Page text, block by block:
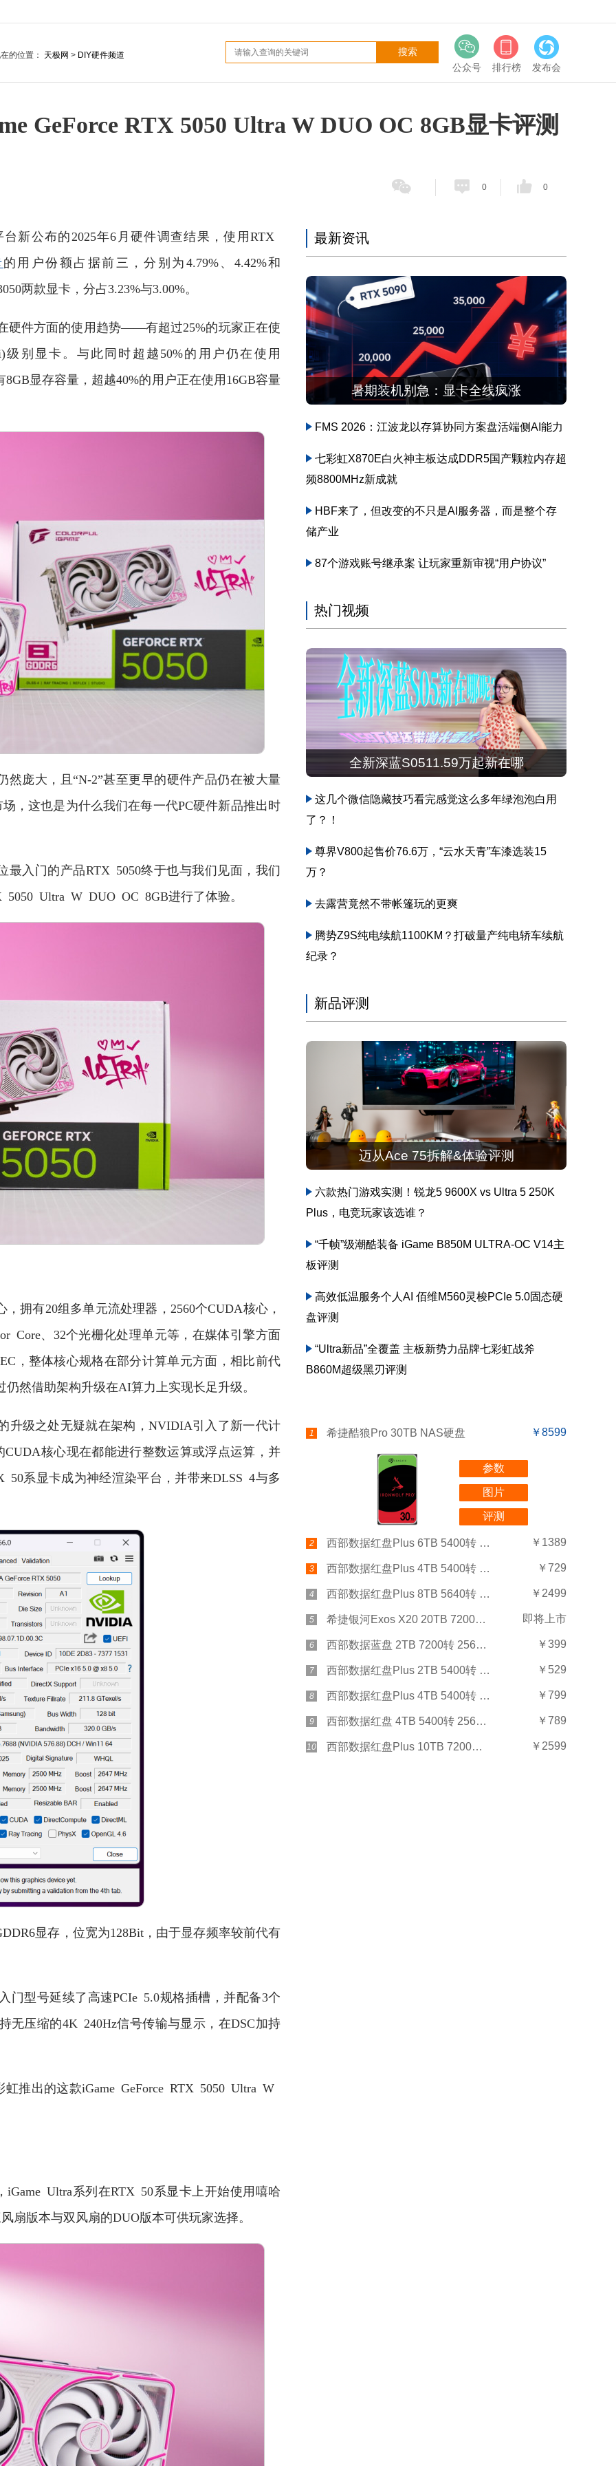
的位置： 天极网 > DIY硬件频道
公众号 排行榜 发布会
GeForce RTX 5050 Ultra W DUO OC 8GB显卡评测
0 0
台新公布的2025年6月硬件调查结果，使用RTX
的用户份额占据前三，分别为4.79%、4.42%和
两款显卡，分占3.23%与3.00%。
件方面的使用趋势——有超过25%的玩家正在使
级别显卡。与此同时超越50%的用户仍在使用
显存容量，超越40%的用户正在使用16GB容量
大，且“N-2”甚至更早的硬件产品仍在被大量
，这也是为什么我们在每一代PC硬件新品推出时
门的产品RTX 5050终于也与我们见面，我们
5050 Ultra W DUO OC 8GB进行了体验。
有20组多单元流处理器，2560个CUDA核心，
Core、32个光栅化处理单元等，在媒体引擎方面
，整体核心规格在部分计算单元方面，相比前代
然借助架构升级在AI算力上实现长足升级。
级之处无疑就在架构，NVIDIA引入了新一代计
核心现在都能进行整数运算或浮点运算，并
50系显卡成为神经渲染平台，并带来DLSS 4与多
显存，位宽为128Bit，由于显存频率较前代有
型号延续了高速PCIe 5.0规格插槽，并配备3个
无压缩的4K 240Hz信号传输与显示，在DSC加持
出的这款iGame GeForce RTX 5050 Ultra W
Ultra系列在RTX 50系显卡上开始使用嘻哈
扇版本与双风扇的DUO版本可供玩家选择。
最新资讯
暑期装机别急：显卡全线疯涨
FMS 2026：江波龙以存算协同方案盘活端侧AI能力
七彩虹X870E白火神主板达成DDR5国产颗粒内存超
频8800MHz新成就
HBF来了，但改变的不只是AI服务器，而是整个存
储产业
87个游戏账号继承案 让玩家重新审视“用户协议”
热门视频
全新深蓝S0511.59万起新在哪
这几个微信隐藏技巧看完感觉这么多年绿泡泡白用
了？！
尊界V800起售价76.6万，“云水天青”车漆选装15
万？
去露营竟然不带帐篷玩的更爽
腾势Z9S纯电续航1100KM？打破量产纯电轿车续航
纪录？
新品评测
迈从Ace 75拆解&体验评测
六款热门游戏实测！锐龙5 9600X vs Ultra 5 250K
Plus，电竞玩家该选谁？
“千帧”级潮酷装备 iGame B850M ULTRA-OC V14主
板评测
高效低温服务个人AI 佰维M560灵梭PCIe 5.0固态硬
盘评测
“Ultra新品”全覆盖 主板新势力品牌七彩虹战斧
B860M超级黑刃评测
1 希捷酷狼Pro 30TB NAS硬盘 ￥8599
参数
图片
评测
2 西部数据红盘Plus 6TB 5400转 256MB SATA3(WD60EFPX) ￥1389
3 西部数据红盘Plus 4TB 5400转 256MB SATA3(WD40EFPX) ￥729
4 西部数据红盘Plus 8TB 5640转 128MB SATA3(WD80EFZZ) ￥2499
5 希捷银河Exos X20 20TB 7200转 256MB SAS 即将上市
6 西部数据蓝盘 2TB 7200转 256MB SATA3(WD20EZBX) ￥399
7 西部数据红盘Plus 2TB 5400转 128MB SATA3(WD20EFZX) ￥529
8 西部数据红盘Plus 4TB 5400转 128MB SATA3(WD40EFZX) ￥799
9 西部数据红盘 4TB 5400转 256MB SATA3(WD40EFAX) ￥789
10 西部数据红盘Plus 10TB 7200转 256MB SATA3(WD101EFBX) ￥2599